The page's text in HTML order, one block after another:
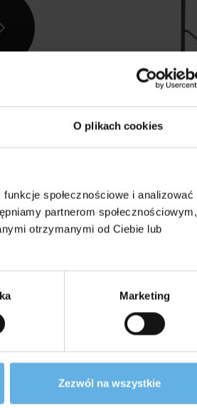
O plikach cookies
społecznościowe i analizować
partnerom społecznościowym,
otrzymanymi od Ciebie lub
Marketing
Zezwól na wszystkie